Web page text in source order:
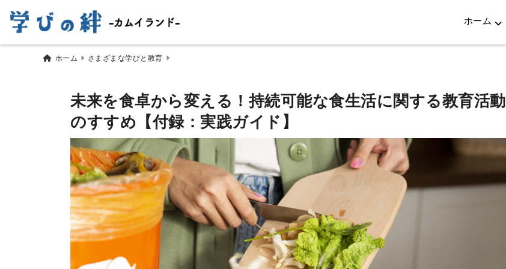
ホーム
ホーム さまざまな学びと教育
未来を食卓から変える！持続可能な食生活に関する教育活動
のすすめ【付録：実践ガイド】